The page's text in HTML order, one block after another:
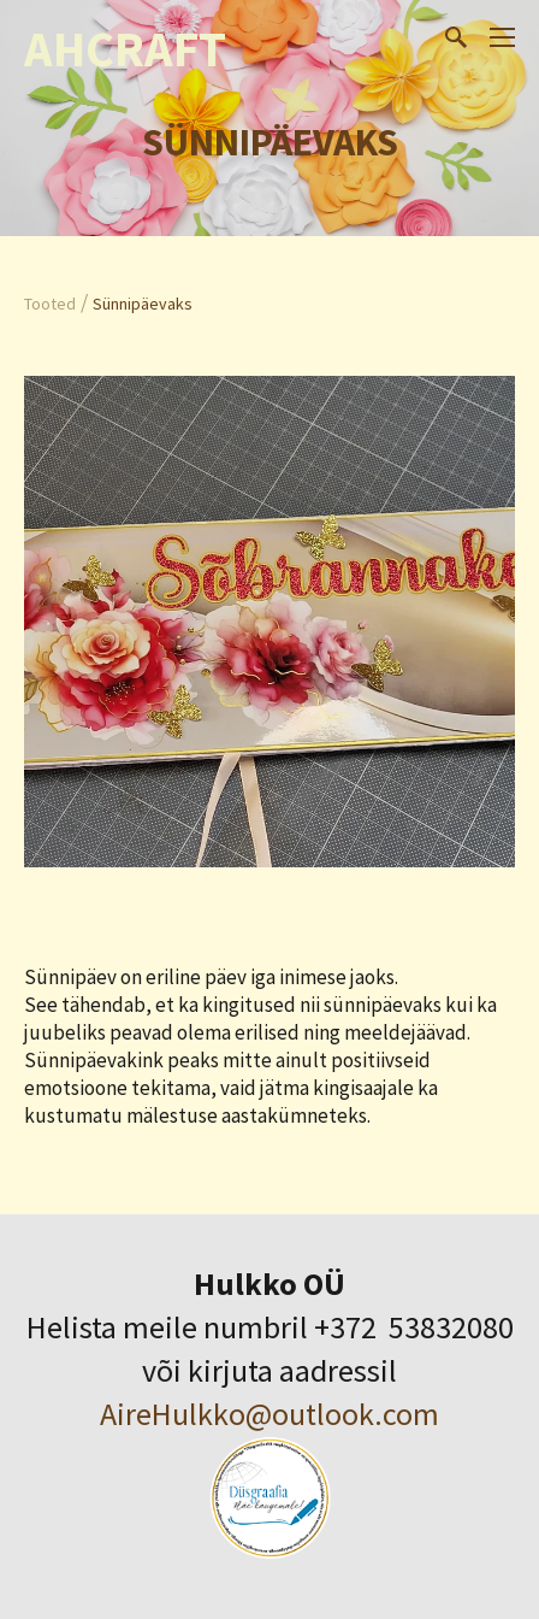
AHCRAFT
SÜNNIPÄEVAKS
Tooted / Sünnipäevaks
Sünnipäev on eriline päev iga inimese jaoks.
See tähendab, et ka kingitused nii sünnipäevaks kui ka
juubeliks peavad olema erilised ning meeldejäävad.
Sünnipäevakink peaks mitte ainult positiivseid
emotsioone tekitama, vaid jätma kingisaajale ka
kustumatu mälestuse aastakümneteks.
Hulkko OÜ
Helista meile numbril +372 53832080
või kirjuta aadressil
AireHulkko@outlook.com